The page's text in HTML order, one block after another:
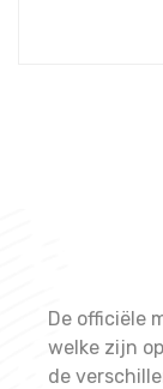
De officiële
welke zijn
de